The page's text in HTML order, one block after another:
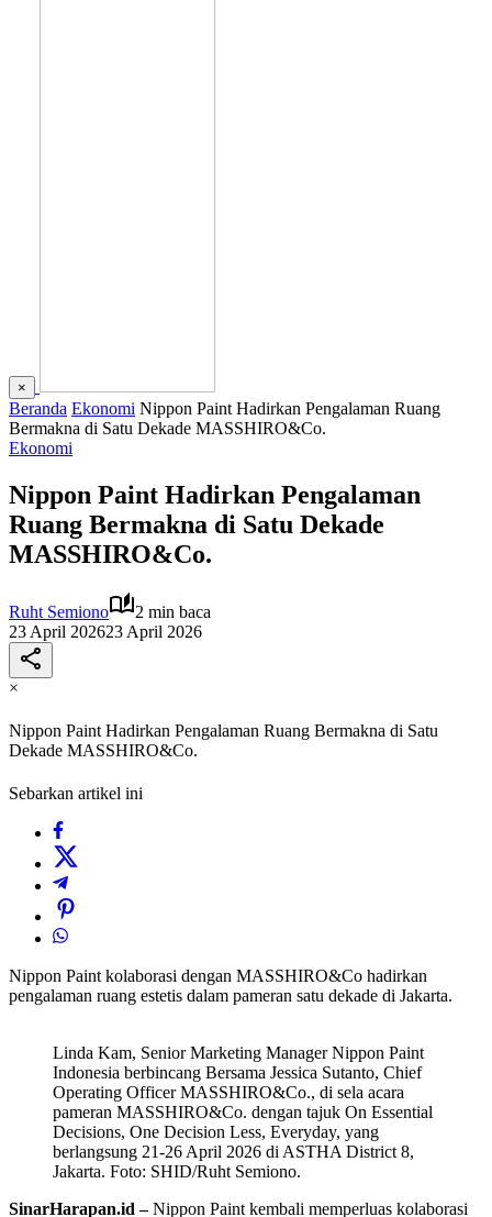
×
Beranda Ekonomi Nippon Paint Hadirkan Pengalaman Ruang
Bermakna di Satu Dekade MASSHIRO&Co.
Ekonomi
Nippon Paint Hadirkan Pengalaman
Ruang Bermakna di Satu Dekade
MASSHIRO&Co.
Ruht Semiono
2 min baca
23 April 202623 April 2026
×
Nippon Paint Hadirkan Pengalaman Ruang Bermakna di Satu
Dekade MASSHIRO&Co.
Sebarkan artikel ini
Nippon Paint kolaborasi dengan MASSHIRO&Co hadirkan
pengalaman ruang estetis dalam pameran satu dekade di Jakarta.
Linda Kam, Senior Marketing Manager Nippon Paint
Indonesia berbincang Bersama Jessica Sutanto, Chief
Operating Officer MASSHIRO&Co., di sela acara
pameran MASSHIRO&Co. dengan tajuk On Essential
Decisions, One Decision Less, Everyday, yang
berlangsung 21-26 April 2026 di ASTHA District 8,
Jakarta. Foto: SHID/Ruht Semiono.
SinarHarapan.id –Nippon Paint kembali memperluas kolaborasi